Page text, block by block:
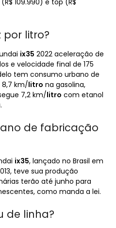
109.990) e top (R$
por litro?
ix35 2022 aceleração de
e velocidade final de 175
tem consumo urbano de
km/litro na gasolina,
7,2 km/litro com etanol
de fabricação
ix35, lançado no Brasil em
teve sua produção
terão até junho para
como manda a lei.
de linha?